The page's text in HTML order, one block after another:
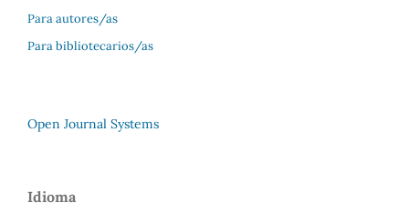
Para autores/as
Para bibliotecarios/as
Open Journal Systems
Idioma